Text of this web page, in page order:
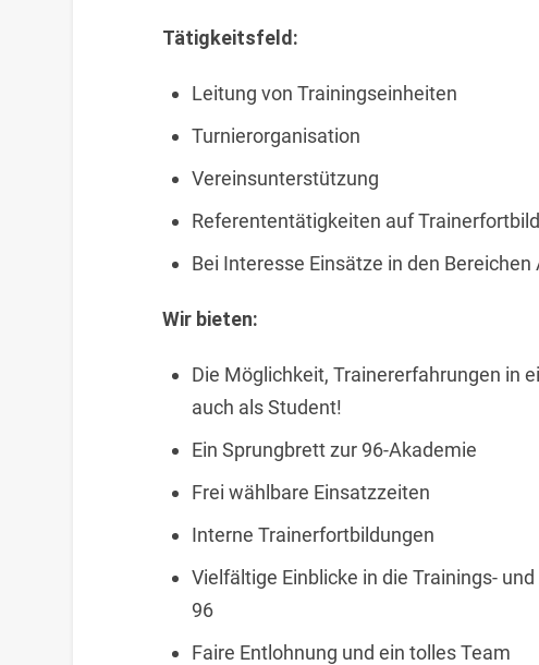
Tätigkeitsfeld:
Leitung von Trainingseinheiten
Turnierorganisation
Vereinsunterstützung
Referententätigkeiten auf
Bei Interesse Einsätze in den
Wir bieten:
Die Möglichkeit, Trainererfahrungen in
auch als Student!
Ein Sprungbrett zur 96-Akademie
Frei wählbare Einsatzzeiten
Interne Trainerfortbildungen
Vielfältige Einblicke in die Trainings-
96
Faire Entlohnung und ein tolles Team